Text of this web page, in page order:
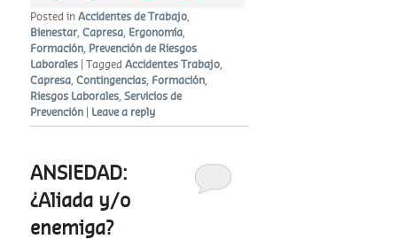
Posted in Accidentes de Trabajo
Bienestar ,Capresa Ergonomía
Formación Prevención de Riesgos
Laborales
|Tagged Accidentes Trabajo
Capresa ,Contingencias Formación
Riesgos Laborales ,Servicios de
Prevención
Leave a reply
ANSIEDAD:
¿Aliada y/o
enemiga?